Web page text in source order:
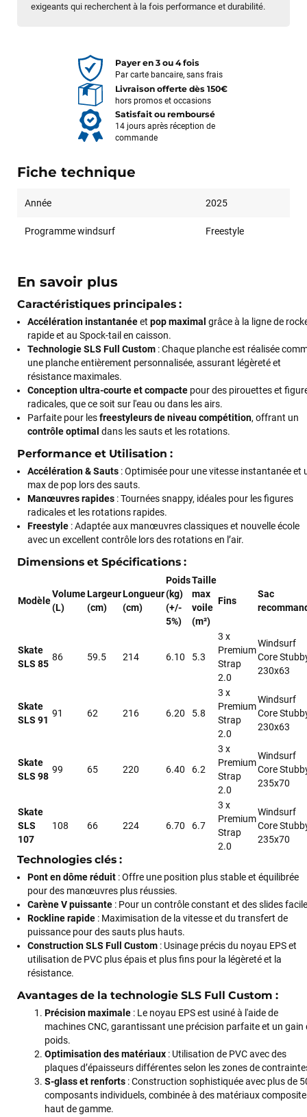
exigeants qui recherchent à la fois performance et durabilité.
Payer en 3 ou 4 fois
Par carte bancaire, sans frais
Livraison offerte dès 150€
hors promos et occasions
Satisfait ou remboursé
14 jours après réception de
commande
Fiche technique
Année 2025
Programme windsurf Freestyle
En savoir plus
Caractéristiques principales :
Accélération instantanéeet pop maximal grâce à la ligne de
rapide et au Spock-tail en caisson.
Technologie SLS Full Custom : Chaque planche est réalisée
une planche entièrement personnalisée, assurant légèreté et
résistance maximales.
Conception ultra-courte et compacte pour des pirouettes et
radicales, que ce soit sur l'eau ou dans les airs.
Parfaite pour lesfreestyleurs de niveau compétition, offrant un
contrôle optimal dans les sauts et les rotations.
Performance et Utilisation :
Accélération & Sauts : Optimisée pour une vitesse instantanée et
max de pop lors des sauts.
Manœuvres rapides : Tournées snappy, idéales pour les figures
radicales et les rotations rapides.
Freestyle : Adaptée aux manœuvres classiques et nouvelle école
avec un excellent contrôle lors des rotations en l’air.
Dimensions et Spécifications :
Modèle
Volume
(L)
Largeur
(cm)
Longueur
(cm)
Poids
(kg)
(+/-
5%)
Taille
max
voile
(m²)
Fins
Sac
Skate
SLS 85
86 59.5 214 6.10 5.3
3 x
Premium
Strap
2.0
Windsurf
Core
230x63
Skate
SLS 91
91 62 216 6.20 5.8
3 x
Premium
Strap
2.0
Windsurf
Core
230x63
Skate
SLS 98
99 65 220 6.40 6.2
3 x
Premium
Strap
2.0
Windsurf
Core
235x70
Skate
SLS
107
108 66 224 6.70 6.7
3 x
Premium
Strap
2.0
Windsurf
Core
235x70
Technologies clés :
Pont en dôme réduit : Offre une position plus stable et équilibrée
pour des manœuvres plus réussies.
Carène V puissante : Pour un contrôle constant et des slides
Rockline rapide : Maximisation de la vitesse et du transfert de
puissance pour des sauts plus hauts.
Construction SLS Full Custom : Usinage précis du noyau EPS et
utilisation de PVC plus épais et plus fins pour la légèreté et la
résistance.
Avantages de la technologie SLS Full Custom :
Précision maximale : Le noyau EPS est usiné à l'aide de
machines CNC, garantissant une précision parfaite et un gain
poids.
Optimisation des matériaux : Utilisation de PVC avec des
plaques d’épaisseurs différentes selon les zones de
S-glass et renforts : Construction sophistiquée avec plus de
composants individuels, combinée à des matériaux
haut de gamme.
François
J’ai commandé un pack via leur site internet. À peine la
commande validée, le magasin m’a appelé pour confirmer
avec moi les caractéristiques des équipements, me conseiller
sur le matériel à choisir, et m’a même offert du matériel en